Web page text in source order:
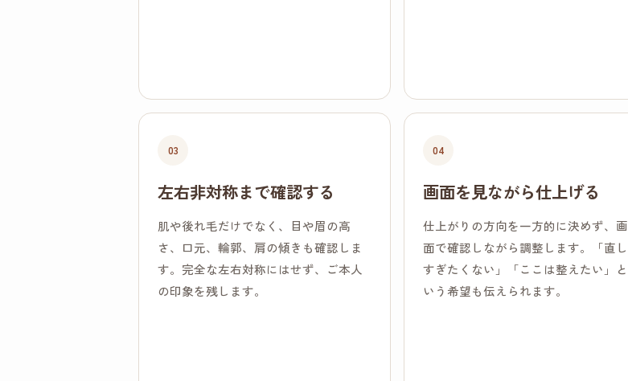
03
左右非対称まで確認する
肌や後れ毛だけでなく、目や眉の高
さ、口元、輪郭、肩の傾きも確認しま
す。完全な左右対称にはせず、ご本人
の印象を残します。
04
画面を見ながら仕上げる
仕上がりの方向を一方的に決めず、画
面で確認しながら調整します。「直し
すぎたくない」「ここは整えたい」と
いう希望も伝えられます。